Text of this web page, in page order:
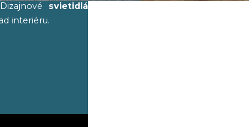
svietidlá
interiéru.